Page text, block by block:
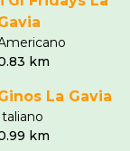
km
La Gavia
km